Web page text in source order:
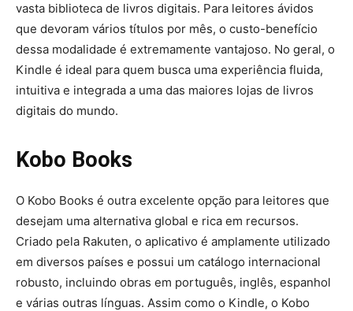
vasta biblioteca de livros digitais. Para leitores ávidos
que devoram vários títulos por mês, o custo-benefício
dessa modalidade é extremamente vantajoso. No geral, o
Kindle é ideal para quem busca uma experiência fluida,
intuitiva e integrada a uma das maiores lojas de livros
digitais do mundo.
Kobo Books
O Kobo Books é outra excelente opção para leitores que
desejam uma alternativa global e rica em recursos.
Criado pela Rakuten, o aplicativo é amplamente utilizado
em diversos países e possui um catálogo internacional
robusto, incluindo obras em português, inglês, espanhol
e várias outras línguas. Assim como o Kindle, o Kobo